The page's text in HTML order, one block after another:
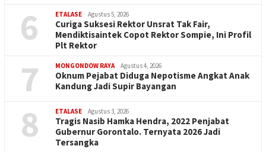
6 ETALASE Agustus 5, 2026
Curiga Suksesi Rektor Unsrat Tak Fair,
Mendiktisaintek Copot Rektor Sompie, Ini Profil
Plt Rektor
7 MONGONDOW RAYA Agustus 4, 2026
Oknum Pejabat Diduga Nepotisme Angkat Anak
Kandung Jadi Supir Bayangan
8 ETALASE Agustus 3, 2026
Tragis Nasib Hamka Hendra, 2022 Penjabat
Gubernur Gorontalo. Ternyata 2026 Jadi
Tersangka